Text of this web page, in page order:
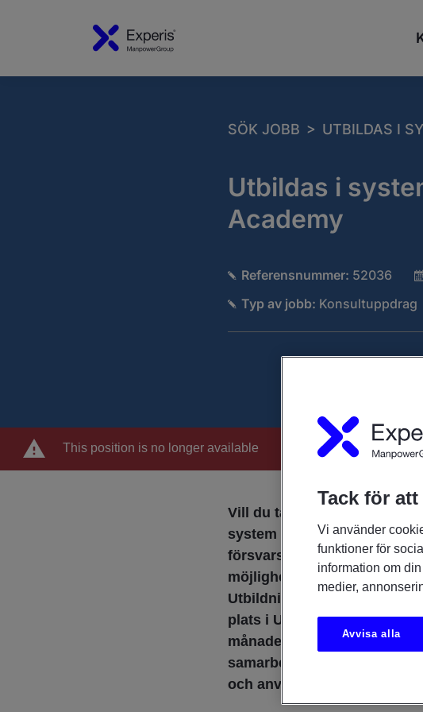
SÖK JOBB > UTBILDAS I
Utbildas i
Academy
Referensnummer: 52036
Typ av jobb: Konsultuppdrag
This position is no longer available
Vill du ta nästa steg och
system i en högteknologisk
försvarsindustrin? Genom
möjlighet att utbilda dig
Utbildningen startar i
plats i Umeå. Efter avslutad
månaders
samarbetspartner i Umeå,
och använda dina
Tack för
Vi använder
funktioner för
information om
medier,
Avvisa alla